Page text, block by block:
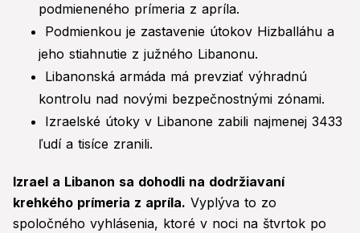
podmieneného prímeria z apríla.
Podmienkou je zastavenie útokov Hizballáhu a
jeho stiahnutie z južného Libanonu.
Libanonská armáda má prevziať výhradnú
kontrolu nad novými bezpečnostnými zónami.
Izraelské útoky v Libanone zabili najmenej 3433
ľudí a tisíce zranili.
Izrael a Libanon sa dohodli na dodržiavaní
krehkého prímeria z apríla. Vyplýva to zo
spoločného vyhlásenia, ktoré v noci na štvrtok po